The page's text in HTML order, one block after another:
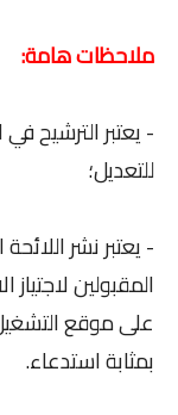
ملاحظات هامة:
- يعتبر الترشيح
للتعديل؛
- يعتبر نشر
المقبولين لاجتياز
على موقع
بمثابة استدعاء.